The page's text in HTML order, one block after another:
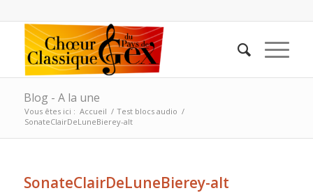
Blog - A la une
Vous êtes ici : Accueil / Test blocs audio /
SonateClairDeLuneBierey-alt
SonateClairDeLuneBierey-alt